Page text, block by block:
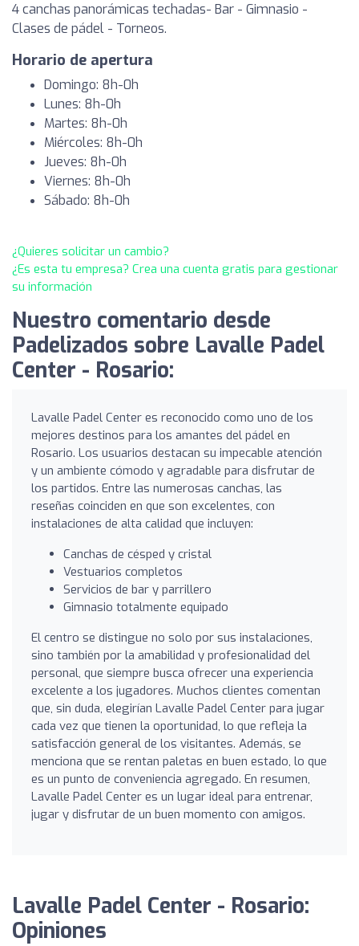
4 canchas panorámicas techadas- Bar - Gimnasio -
Clases de pádel - Torneos.
Horario de apertura
Domingo: 8h-0h
Lunes: 8h-0h
Martes: 8h-0h
Miércoles: 8h-0h
Jueves: 8h-0h
Viernes: 8h-0h
Sábado: 8h-0h
¿Quieres solicitar un cambio?
¿Es esta tu empresa? Crea una cuenta gratis para gestionar
su información
Nuestro comentario desde
Padelizados sobre Lavalle Padel
Center - Rosario:
Lavalle Padel Center es reconocido como uno de los
mejores destinos para los amantes del pádel en
Rosario. Los usuarios destacan su impecable atención
y un ambiente cómodo y agradable para disfrutar de
los partidos. Entre las numerosas canchas, las
reseñas coinciden en que son excelentes, con
instalaciones de alta calidad que incluyen:
Canchas de césped y cristal
Vestuarios completos
Servicios de bar y parrillero
Gimnasio totalmente equipado
El centro se distingue no solo por sus instalaciones,
sino también por la amabilidad y profesionalidad del
personal, que siempre busca ofrecer una experiencia
excelente a los jugadores. Muchos clientes comentan
que, sin duda, elegirían Lavalle Padel Center para jugar
cada vez que tienen la oportunidad, lo que refleja la
satisfacción general de los visitantes. Además, se
menciona que se rentan paletas en buen estado, lo que
es un punto de conveniencia agregado. En resumen,
Lavalle Padel Center es un lugar ideal para entrenar,
jugar y disfrutar de un buen momento con amigos.
Lavalle Padel Center - Rosario:
Opiniones